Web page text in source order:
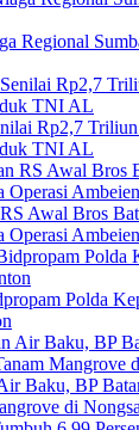
Regional
Rp2,7
TNI AL
Awal Bros
Operasi Ambeien
Polda
Baku, BP
di Nongsa